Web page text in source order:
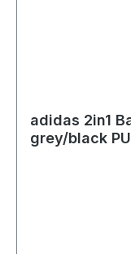
adidas 2in1
grey/black